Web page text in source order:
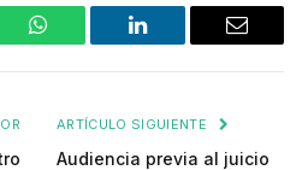
WhatsApp LinkedIn Email
ARTÍCULO SIGUIENTE
Audiencia previa al juicio